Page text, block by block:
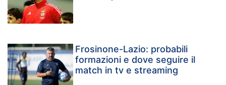
Frosinone-Lazio: probabili
formazioni e dove seguire il
match in tv e streaming